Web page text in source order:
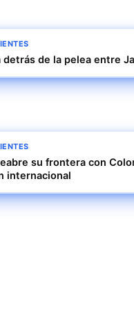
de la pelea entre
su frontera con
internacional